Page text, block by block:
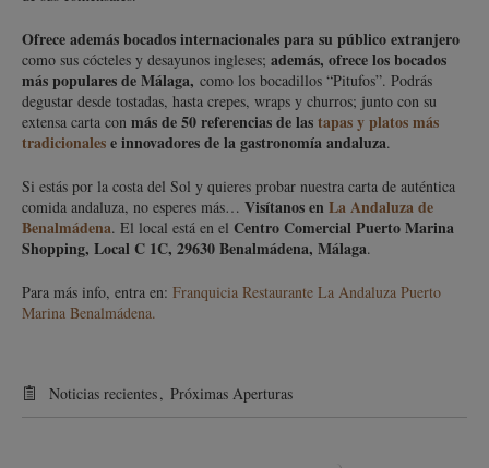
Ofrece además bocados internacionales para su público extranjero
como sus cócteles y desayunos ingleses; además, ofrece los bocados
más populares de Málaga, como los bocadillos “Pitufos”. Podrás
degustar desde tostadas, hasta crepes, wraps y churros; junto con su
extensa carta con más de 50 referencias de lastapas y platos más
tradicionalese innovadores de la gastronomía andaluza.
Si estás por la costa del Sol y quieres probar nuestra carta de auténtica
comida andaluza, no esperes más… Visítanos enLa Andaluza de
Benalmádena. El local está en el Centro Comercial Puerto Marina
Shopping, Local C 1C, 29630 Benalmádena, Málaga.
Para más info, entra en: Franquicia Restaurante La Andaluza Puerto
Marina Benalmádena.
Noticias recientes, Próximas Aperturas